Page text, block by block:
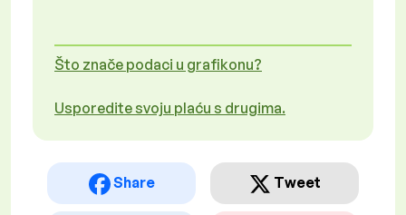
Što znače podaci u grafikonu?
Usporedite svoju plaću s drugima.
Share Tweet